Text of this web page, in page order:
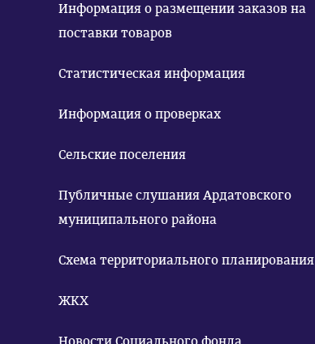
Информация о размещении заказов на
поставки товаров
Статистическая информация
Информация о проверках
Сельские поселения
Публичные слушания Ардатовского
муниципального района
Схема территориального планирования
ЖКХ